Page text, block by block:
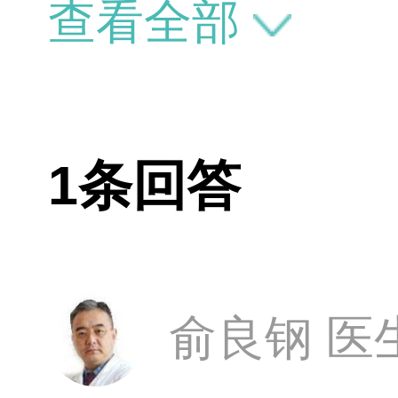
似如果垫高鼻
影响的，只是
查看全部
1条回答
俞良钢 医